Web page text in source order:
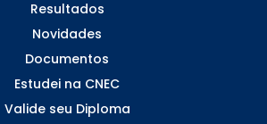
Resultados
Novidades
Documentos
Estudei na CNEC
Valide seu Diploma